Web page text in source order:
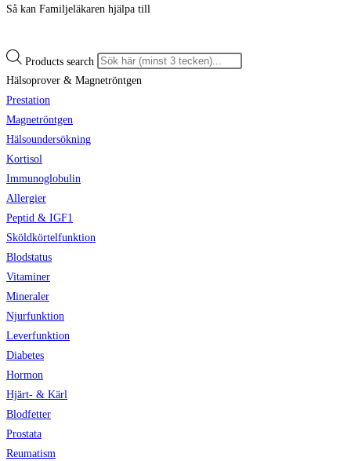
Så kan Familjeläkaren hjälpa till
Products search
Hälsoprover & Magnetröntgen
Prestation
Magnetröntgen
Hälsoundersökning
Kortisol
Immunoglobulin
Allergier
Peptid & IGF1
Sköldkörtelfunktion
Blodstatus
Vitaminer
Mineraler
Njurfunktion
Leverfunktion
Diabetes
Hormon
Hjärt- & Kärl
Blodfetter
Prostata
Reumatism